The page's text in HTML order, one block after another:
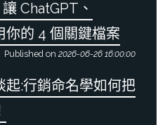
ChatGPT、
的 4 個關鍵檔案
Published on 2026-06-26 16:00:00
:行銷命名學如何把